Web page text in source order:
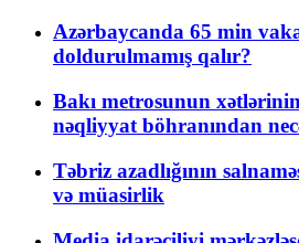
Azərbaycanda 65 min
doldurulmamış qalır?
Bakı metrosunun
nəqliyyat böhranından
Təbriz azadlığının
və müasirlik